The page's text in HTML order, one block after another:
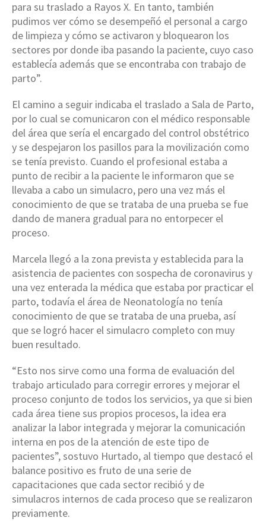
para su traslado a Rayos X. En tanto, también
pudimos ver cómo se desempeñó el personal a cargo
de limpieza y cómo se activaron y bloquearon los
sectores por donde iba pasando la paciente, cuyo caso
establecía además que se encontraba con trabajo de
parto”.
El camino a seguir indicaba el traslado a Sala de Parto,
por lo cual se comunicaron con el médico responsable
del área que sería el encargado del control obstétrico
y se despejaron los pasillos para la movilización como
se tenía previsto. Cuando el profesional estaba a
punto de recibir a la paciente le informaron que se
llevaba a cabo un simulacro, pero una vez más el
conocimiento de que se trataba de una prueba se fue
dando de manera gradual para no entorpecer el
proceso.
Marcela llegó a la zona prevista y establecida para la
asistencia de pacientes con sospecha de coronavirus y
una vez enterada la médica que estaba por practicar el
parto, todavía el área de Neonatología no tenía
conocimiento de que se trataba de una prueba, así
que se logró hacer el simulacro completo con muy
buen resultado.
“Esto nos sirve como una forma de evaluación del
trabajo articulado para corregir errores y mejorar el
proceso conjunto de todos los servicios, ya que si bien
cada área tiene sus propios procesos, la idea era
analizar la labor integrada y mejorar la comunicación
interna en pos de la atención de este tipo de
pacientes”, sostuvo Hurtado, al tiempo que destacó el
balance positivo es fruto de una serie de
capacitaciones que cada sector recibió y de
simulacros internos de cada proceso que se realizaron
previamente.